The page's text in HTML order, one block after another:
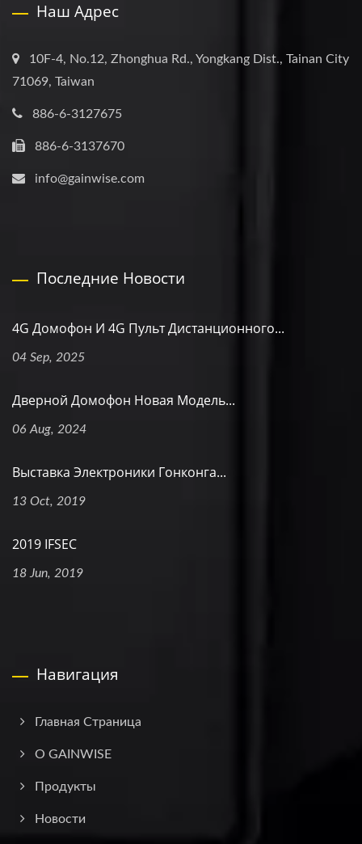
Наш Адрес
10F-4, No.12, Zhonghua Rd., Yongkang Dist., Tainan City
71069, Taiwan
886-6-3127675
886-6-3137670
info@gainwise.com
Последние Новости
4G Домофон И 4G Пульт Дистанционного...
04 Sep, 2025
Дверной Домофон Новая Модель...
06 Aug, 2024
Выставка Электроники Гонконга...
13 Oct, 2019
2019 IFSEC
18 Jun, 2019
Навигация
Главная Страница
О GAINWISE
Продукты
Новости